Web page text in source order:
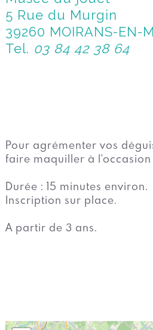
5 Rue du Murgin
39260 MOIRANS-EN-
Tel. 03 84 42 38 64
Pour agrémenter vos
faire maquiller à
Durée : 15 minutes environ.
Inscription sur place.
A partir de 3 ans.